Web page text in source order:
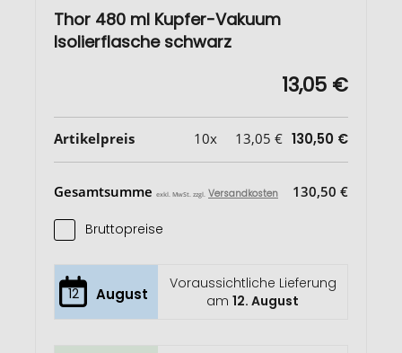
Thor 480 ml Kupfer-Vakuum
Isolierflasche schwarz
13,05 €
Artikelpreis 10x 13,05 € 130,50 €
Gesamtsumme exkl. MwSt. zzgl. Versandkosten 130,50 €
Bruttopreise
12 August
Voraussichtliche Lieferung
am12. August